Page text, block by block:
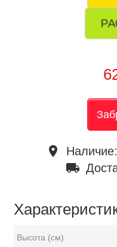
place Наличие:
local_shipping
Высота (см)